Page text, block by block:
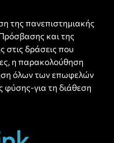
της πανεπιστημιακής
και της
στις δράσεις που
η παρακολούθηση
όλων των επωφελών
φύσης-για τη διάθεση